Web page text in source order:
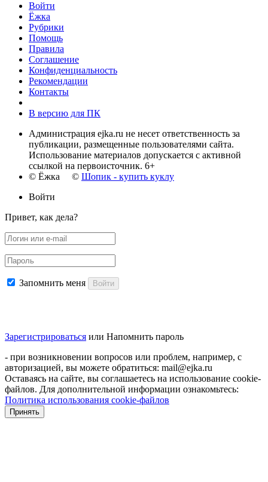
Войти
Ёжка
Рубрики
Помощь
Правила
Соглашение
Конфиденциальность
Рекомендации
Контакты
В версию для ПК
Администрация ejka.ru не несет ответственность за
публикации, размещенные пользователями сайта.
Использование материалов допускается с активной
ссылкой на первоисточник. 6+
© Ёжка © Шопик - купить куклу
Войти
Привет, как дела?
Запомнить меня Войти
Зарегистрироваться или Напомнить пароль
- при возникновении вопросов или проблем, например, с
авторизацией, вы можете обратиться: mail@ejka.ru
Оставаясь на сайте, вы соглашаетесь на использование cookie-
файлов. Для дополнительной информации ознакомьтесь:
Политика использования cookie-файлов
Принять